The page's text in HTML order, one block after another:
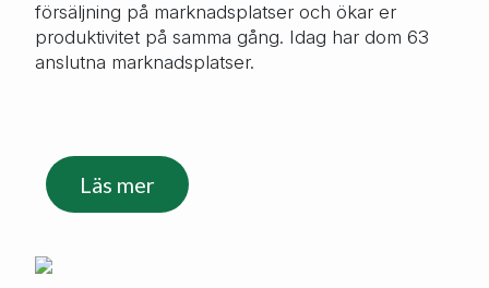
försäljning på marknadsplatser och ökar er
produktivitet på samma gång. Idag har dom 63
anslutna marknadsplatser.
Läs mer